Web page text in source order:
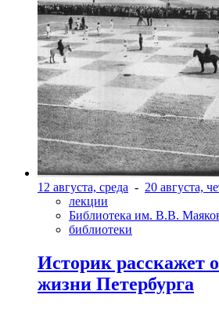
12 августа, среда - 20 августа,
лекции
Библиотека им. В.В.
библиотеки
Историк расскажет
жизни Петербурга